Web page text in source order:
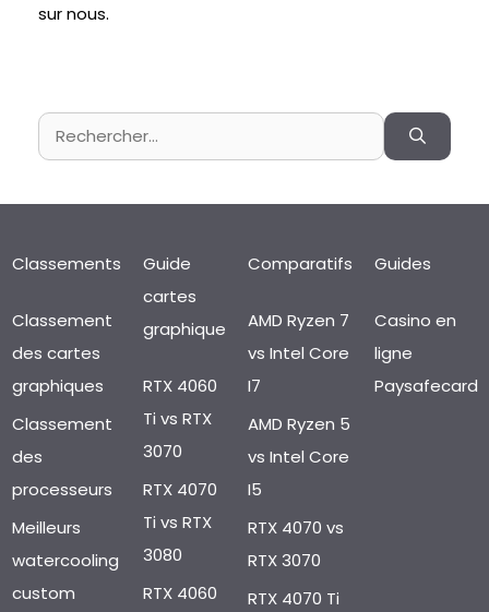
sur nous.
Rechercher :
Classements
Classement
des cartes
graphiques
Classement
des
processeurs
Meilleurs
watercooling
custom
Guide
cartes
graphique
RTX 4060
Ti vs RTX
3070
RTX 4070
Ti vs RTX
3080
RTX 4060
Comparatifs
AMD Ryzen 7
vs Intel Core
I7
AMD Ryzen 5
vs Intel Core
I5
RTX 4070 vs
RTX 3070
RTX 4070 Ti
Guides
Casino en
ligne
Paysafecard